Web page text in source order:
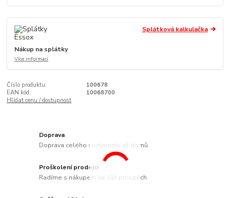
Splátková kalkulačka
Nákup na splátky
Více informací
Číslo produktu:
100678
EAN kód:
10068700
Hlídat cenu / dostupnost
Doprava
Doprava celého sortimentu až domů
Proškolení prodejci
Radíme s nákupem ve Váš prospěch